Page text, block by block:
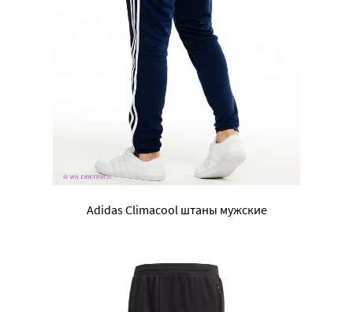
Adidas Climacool штаны мужские